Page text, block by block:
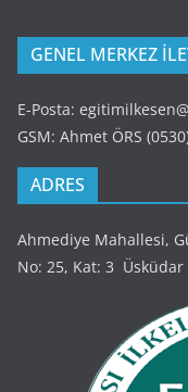
GENEL MERKEZ
E-Posta:
GSM: Ahmet ÖRS
ADRES
Ahmediye Mahallesi,
No: 25, Kat: 3 Üsküdar